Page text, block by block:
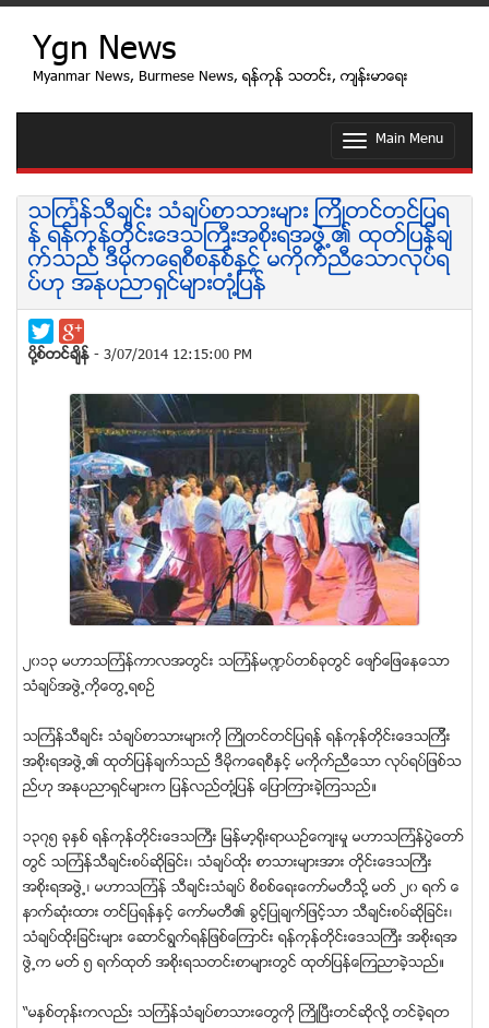
Ygn News
Myanmar News, Burmese News, ရန္ကုန္ သတင္း, က်န္းမာေရး
T
g
l
e
n
i
Main Menu
သၾကၤန္သီခ်င္း သံခ်ပ္စာသားမ်ား ၾကိဳတင္တင္ျပရ
န္ ရန္ကုန္တိုင္းေဒသႀကီးအစိုးရအဖြဲ႕၏ ထုတ္ျပန္ခ်
က္သည္ ဒီမိုကေရစီစနစ္ႏွင့္ မကိုက္ညီေသာလုပ္ရ
ပ္ဟု အႏုပညာရွင္မ်ားတံု႔ျပန္
ပုိ႔စ္တင္ခ်ိန္ - 3/07/2014 12:15:00 PM
၂၀၁၃ မဟာသၾကၤန္ကာလအတြင္း သၾကၤန္မ႑ပ္တစ္ခုတြင္ ေဖ်ာ္ေျဖေနေသာ
သံခ်ပ္အဖြဲ႕ကိုေတြ႕ရစဥ္
သၾကၤန္သီခ်င္း သံခ်ပ္စာသားမ်ားကို ႀကိဳတင္တင္ျပရန္ ရန္ကုန္တိုင္းေဒသၾကီး
အစိုးရအဖြဲ႕၏ ထုတ္ျပန္ခ်က္သည္ ဒီမိုကေရစီႏွင့္ မကိုက္ညီေသာ လုပ္ရပ္ျဖစ္သ
ည္ဟု အႏုပညာရွင္မ်ားက ျပန္လည္တံု႔ျပန္ ေျပာၾကားခဲ့ၾကသည္။
၁၃၇၅ ခုႏွစ္ ရန္ကုန္တိုင္းေဒသႀကီး ျမန္မာ့႐ိုးရာယဥ္ေက်းမႈ မဟာသၾကၤန္ပြဲေတာ္
တြင္ သၾကၤန္သီခ်င္းစပ္ဆိုျခင္း၊ သံခ်ပ္ထိုး စာသားမ်ားအား တိုင္းေဒသႀကီး
အစိုးရအဖြဲ႕၊ မဟာသၾကၤန္ သီခ်င္းသံခ်ပ္ စိစစ္ေရးေကာ္မတီသို႔ မတ္ ၂၀ ရက္ ေ
နာက္ဆံုးထား တင္ျပရန္ႏွင့္ ေကာ္မတီ၏ ခြင့္ျပဳခ်က္ျဖင့္သာ သီခ်င္းစပ္ဆိုျခင္း၊
သံခ်ပ္ထိုးျခင္းမ်ား ေဆာင္ရြက္ရန္ျဖစ္ေၾကာင္း ရန္ကုန္တိုင္းေဒသႀကီး အစိုးရအ
ဖြဲ႕က မတ္ ၅ ရက္ထုတ္ အစိုးရသတင္းစာမ်ားတြင္ ထုတ္ျပန္ေၾကညာခဲ့သည္။
“မႏွစ္တုန္းကလည္း သၾကၤန္သံခ်ပ္စာသားေတြကို ႀကိဳၿပီးတင္ဆိုလို႔ တင္ခဲ့ရတ